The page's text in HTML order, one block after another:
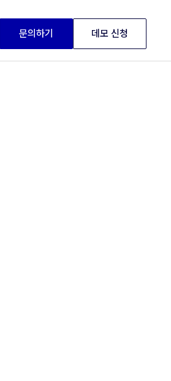
문의하기 데모 신청